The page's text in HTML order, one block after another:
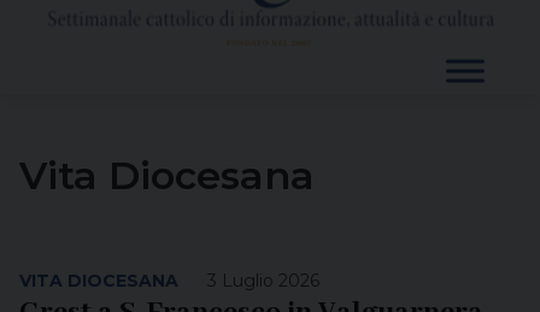
Vita Diocesana
3 Luglio 2026
VITA DIOCESANA